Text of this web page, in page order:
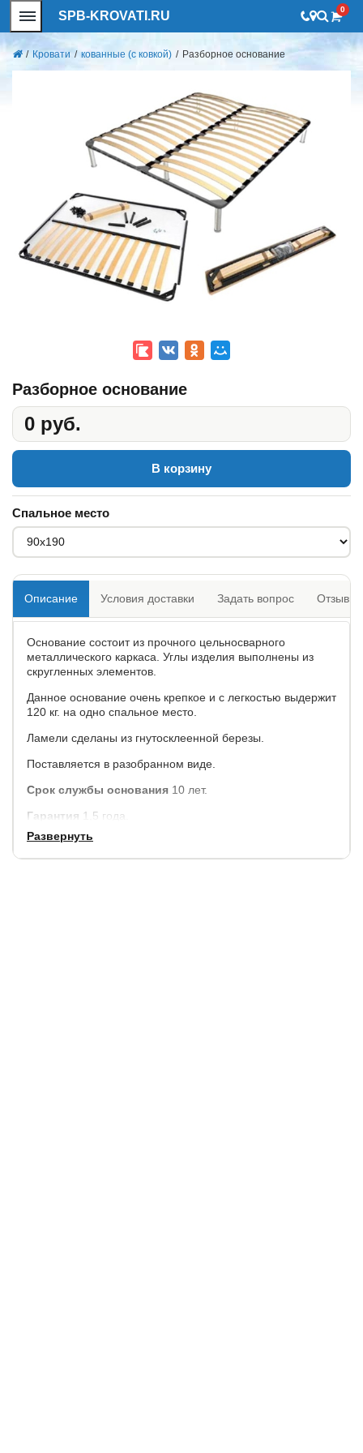
SPB-KROVATI.RU 0
/ Кровати / кованные (с ковкой) / Разборное основание
Разборное основание
0 руб.
В корзину
Спальное место
Описание Условия доставки Задать вопрос Отзывы
Основание состоит из прочного цельносварного
металлического каркаса. Углы изделия выполнены из
скругленных элементов.
Данное основание очень крепкое и с легкостью выдержит
120 кг. на одно спальное место.
Ламели сделаны из гнутосклеенной березы.
Поставляется в разобранном виде.
Срок службы основания 10 лет.
Гарантия 1,5 года.
Развернуть